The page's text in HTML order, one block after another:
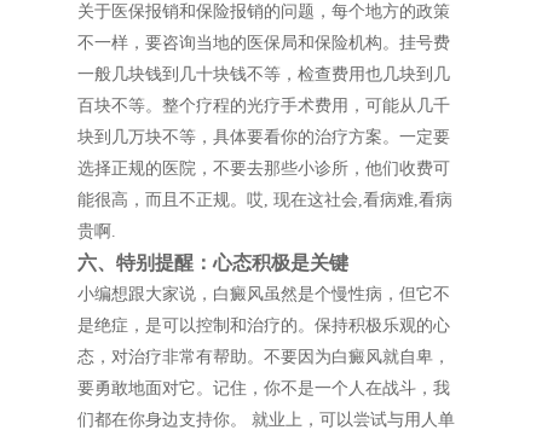
关于医保报销和保险报销的问题，每个地方的政策
不一样，要咨询当地的医保局和保险机构。挂号费
一般几块钱到几十块钱不等，检查费用也几块到几
百块不等。整个疗程的光疗手术费用，可能从几千
块到几万块不等，具体要看你的治疗方案。一定要
选择正规的医院，不要去那些小诊所，他们收费可
能很高，而且不正规。哎, 现在这社会,看病难,看病
贵啊.
六、特别提醒：心态积极是关键
小编想跟大家说，白癜风虽然是个慢性病，但它不
是绝症，是可以控制和治疗的。保持积极乐观的心
态，对治疗非常有帮助。不要因为白癜风就自卑，
要勇敢地面对它。记住，你不是一个人在战斗，我
们都在你身边支持你。 就业上，可以尝试与用人单